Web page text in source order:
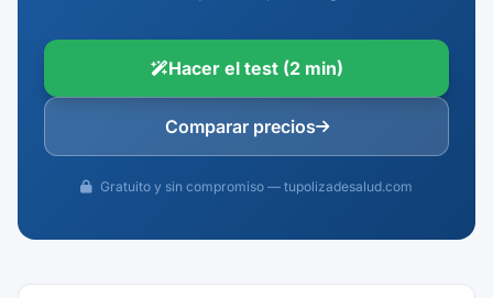
Hacer el test (2 min)
Comparar precios
Gratuito y sin compromiso — tupolizadesalud.com